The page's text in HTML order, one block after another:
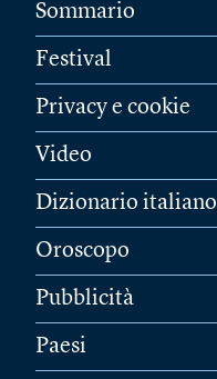
Sommario
Festival
Privacy e cookie
Video
Dizionario italiano
Oroscopo
Pubblicità
Paesi